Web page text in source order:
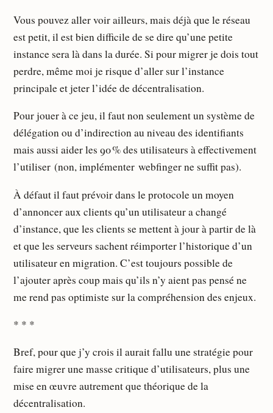
Vous pouvez aller voir ailleurs, mais déjà que le réseau
est petit, il est bien difficile de se dire qu’une petite
instance sera là dans la durée. Si pour migrer je dois tout
perdre, même moi je risque d’aller sur l’instance
principale et jeter l’idée de décentralisation.
Pour jouer à ce jeu, il faut non seulement un système de
délégation ou d’indirection au niveau des identifiants
mais aussi aider les 90 % des utilisateurs à effectivement
l’utiliser (non, implémenter webfinger ne suffit pas).
À défaut il faut prévoir dans le protocole un moyen
d’annoncer aux clients qu’un utilisateur a changé
d’instance, que les clients se mettent à jour à partir de là
et que les serveurs sachent réimporter l’historique d’un
utilisateur en migration. C’est toujours possible de
l’ajouter après coup mais qu’ils n’y aient pas pensé ne
me rend pas optimiste sur la compréhension des enjeux.
* * *
Bref, pour que j’y crois il aurait fallu une stratégie pour
faire migrer une masse critique d’utilisateurs, plus une
mise en œuvre autrement que théorique de la
décentralisation.